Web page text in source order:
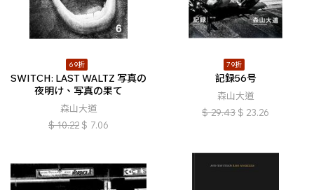
69折
SWITCH: LAST WALTZ 写真の
夜明け、写真の果て
森山大道
$ 10.22 $ 7.06
79折
記録56号
森山大道
$ 29.43 $ 23.26